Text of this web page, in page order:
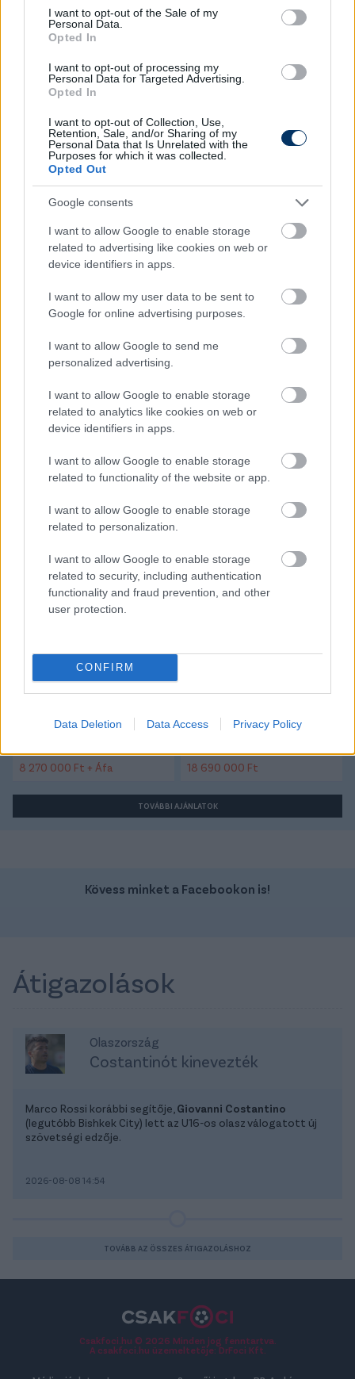
consent section.
I want to opt-out of the Sale of my
Personal Data.
Opted In
I want to opt-out of processing my
Personal Data for Targeted Advertising.
Opted In
I want to opt-out of Collection, Use,
Retention, Sale, and/or Sharing of my
Personal Data that Is Unrelated with the
Purposes for which it was collected.
Opted Out
Google consents
I want to allow Google to enable storage
related to advertising like cookies on web or
device identifiers in apps.
I want to allow my user data to be sent to
Google for online advertising purposes.
I want to allow Google to send me
personalized advertising.
I want to allow Google to enable storage
related to analytics like cookies on web or
device identifiers in apps.
I want to allow Google to enable storage
related to functionality of the website or app.
I want to allow Google to enable storage
related to personalization.
I want to allow Google to enable storage
related to security, including authentication
functionality and fraud prevention, and other
user protection.
CONFIRM
Data Deletion Data Access Privacy Policy
Gulácsi Pétert, Bese Barnabást, Poór Patrikot és a
többi tehetséges akadémistát felnőni látni. Soha
nem fogom elfelejteni a 2008-as, NB I-es bajnoki
címet, amikor az MTK, Európa legfiatalabb
átlagéletkorú csapataként lett aranyérmes a
Sándor Károly Labdarúgó Akadémia fiataljaira
építve. Bár szerződésem 2021-ig szólt, közös
megegyezéssel most mégis megszüntetjük, de az
elválás korrekt és méltó az MTK kultúrájához.
Köszönöm, hogy az MTK elmúlt 15 évének részese
lehettem, nagyon sok sikert kívánok a játékosoknak,
a kollégáknak és nem utolsó sorban a szurkolóknak.
Az MTK mindig ott lesz a szívemben– mondta
búcsúzóul Domonyai.
között legyen a Google-találatokban
Tetszett a cikk? Megosztanád?
Link másolása
CÍMKÉK: #MAGYAR FOCI #MTK #DOMONYAI LÁSZLÓ
Autópiac
Ford Courier
8 270 000 Ft + Áfa
Ford Mustang Mach-e
Szín:
18 690 000 Ft
TOVÁBBI AJÁNLATOK
Kövess minket a Facebookon is!
Átigazolások
Olaszország
Costantinót kinevezték
Marco Rossi korábbi segítője, Giovanni Costantino
(legutóbb Bishkek City) lett az U16-os olasz válogatott új
szövetségi edzője.
2026-08-08 14:54
TOVÁBB AZ ÖSSZES ÁTIGAZOLÁSHOZ
Csakfoci.hu © 2026 Minden jog fenntartva.
A csakfoci.hu üzemeltetője: DrFoci Kft.